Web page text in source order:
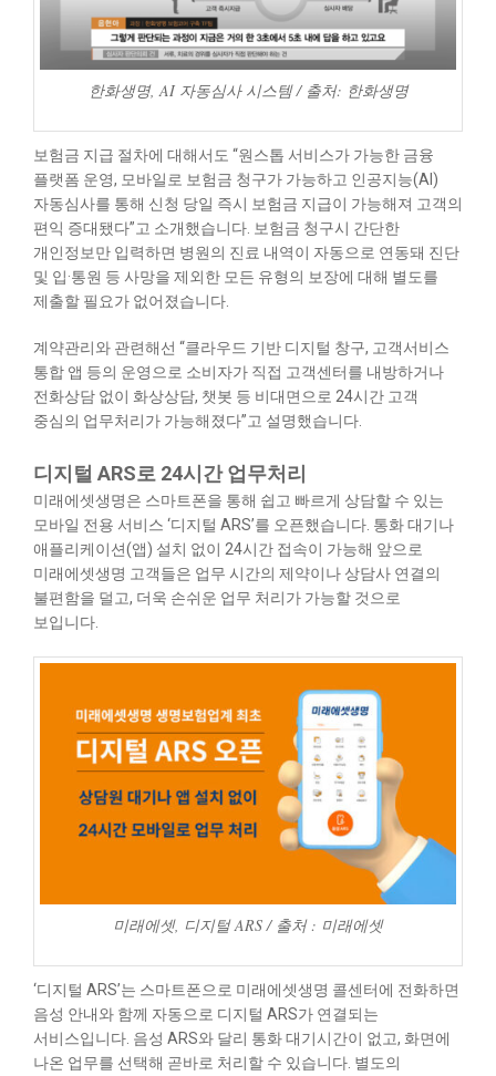
한화생명, AI 자동심사 시스템 / 출처: 한화생명
보험금 지급 절차에 대해서도 “원스톱 서비스가 가능한 금융
플랫폼 운영, 모바일로 보험금 청구가 가능하고 인공지능(AI)
자동심사를 통해 신청 당일 즉시 보험금 지급이 가능해져 고객의
편익 증대됐다”고 소개했습니다. 보험금 청구시 간단한
개인정보만 입력하면 병원의 진료 내역이 자동으로 연동돼 진단
및 입·통원 등 사망을 제외한 모든 유형의 보장에 대해 별도를
제출할 필요가 없어졌습니다.
계약관리와 관련해선 “클라우드 기반 디지털 창구, 고객서비스
통합 앱 등의 운영으로 소비자가 직접 고객센터를 내방하거나
전화상담 없이 화상상담, 챗봇 등 비대면으로 24시간 고객
중심의 업무처리가 가능해졌다”고 설명했습니다.
디지털 ARS로 24시간 업무처리
미래에셋생명은 스마트폰을 통해 쉽고 빠르게 상담할 수 있는
모바일 전용 서비스 ‘디지털 ARS’를 오픈했습니다. 통화 대기나
애플리케이션(앱) 설치 없이 24시간 접속이 가능해 앞으로
미래에셋생명 고객들은 업무 시간의 제약이나 상담사 연결의
불편함을 덜고, 더욱 손쉬운 업무 처리가 가능할 것으로
보입니다.
미래에셋, 디지털 ARS / 출처 : 미래에셋
‘디지털 ARS’는 스마트폰으로 미래에셋생명 콜센터에 전화하면
음성 안내와 함께 자동으로 디지털 ARS가 연결되는
서비스입니다. 음성 ARS와 달리 통화 대기시간이 없고, 화면에
나온 업무를 선택해 곧바로 처리할 수 있습니다. 별도의